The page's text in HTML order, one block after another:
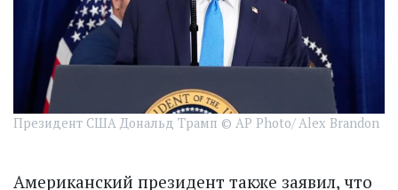
Президент США Дональд Трамп © AP Photo/ Alex Brandon
Американский президент также заявил, что